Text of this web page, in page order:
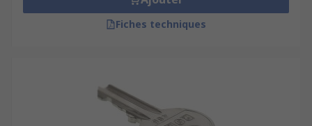
Fiches techniques